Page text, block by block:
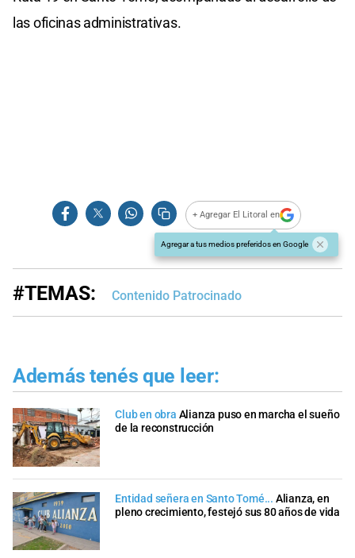
las oficinas administrativas.
+ Agregar El Litoral en
Agregar a tus medios preferidos en Google
#TEMAS: Contenido Patrocinado
Además tenés que leer:
Club en obra Alianza puso en marcha el sueño
de la reconstrucción
Entidad señera en Santo Tomé... Alianza, en
pleno crecimiento, festejó sus 80 años de vida